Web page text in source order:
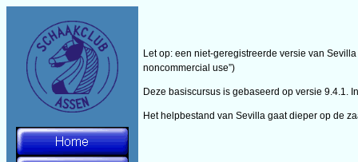
Let op: een niet-geregistreerde versie van
noncommercial use”)
Deze basiscursus is gebaseerd op versie 9.4.1.
Het helpbestand van Sevilla gaat dieper op de